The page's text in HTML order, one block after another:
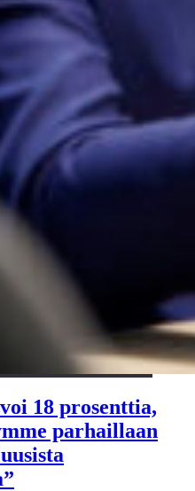
18 prosenttia,
parhaillaan